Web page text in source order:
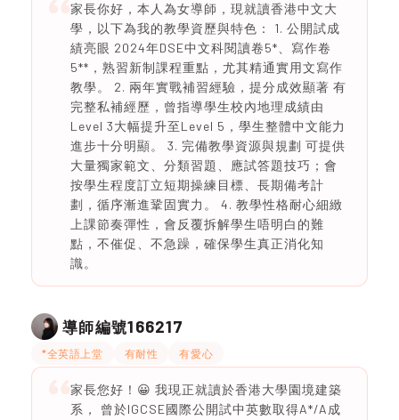
家長你好，本人為女導師，現就讀香港中文大
學，以下為我的教學資歷與特色： 1. 公開試成
績亮眼 2024年DSE中文科閱讀卷5*、寫作卷
5**，熟習新制課程重點，尤其精通實用文寫作
教學。 2. 兩年實戰補習經驗，提分成效顯著 有
完整私補經歷，曾指導學生校內地理成績由
Level 3大幅提升至Level 5，學生整體中文能力
進步十分明顯。 3. 完備教學資源與規劃 可提供
大量獨家範文、分類習題、應試答題技巧；會
按學生程度訂立短期操練目標、長期備考計
劃，循序漸進鞏固實力。 4. 教學性格耐心細緻
上課節奏彈性，會反覆拆解學生唔明白的難
點，不催促、不急躁，確保學生真正消化知
識。
導師編號166217
*全英語上堂 有耐性 有愛心
家長您好！😀 我現正就讀於香港大學園境建築
系， 曾於IGCSE國際公開試中英數取得A*/A成